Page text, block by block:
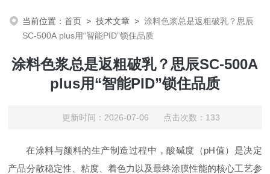
当前位置：首页 >技术文章 >涂料色浆总是返粗破乳？思辰
SC-500A plus用“智能PID”锁住品质
涂料色浆总是返粗破乳？思辰SC-500A
plus用“智能PID”锁住品质
更新时间：2026-07-06 点击次数：133
在涂料与颜料的生产制造过程中，酸碱度（pH值）是决定
产品分散稳定性、粘度、着色力以及最终涂膜性能的核心工艺参